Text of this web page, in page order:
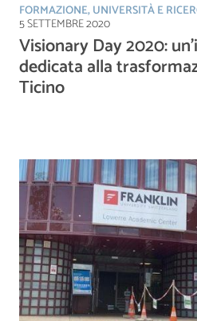
FORMAZIONE, UNIVERSITÀ E
5 SETTEMBRE 2020
Visionary Day 2020:
dedicata alla
Ticino